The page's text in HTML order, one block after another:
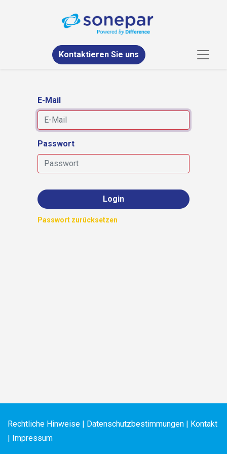
Kontaktieren Sie uns
E-Mail
Passwort
Login
Passwort zurücksetzen
Rechtliche Hinweise | Datenschutzbestimmungen | Kontakt
| Impressum